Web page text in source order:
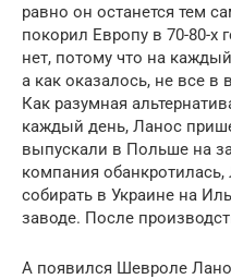
равно он останется тем
покорил Европу в 70-80-х
нет, потому что на
а как оказалось, не все в
Как разумная
каждый день, Ланос
выпускали в Польше на
компания
собирать в Украине на
заводе. После
А появился Шевроле